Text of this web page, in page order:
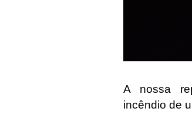
A nossa
incêndio de